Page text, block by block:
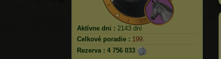
Aktívne dni : 2143 dní
Celkové poradie : 199.
Rezerva : 4 756 033